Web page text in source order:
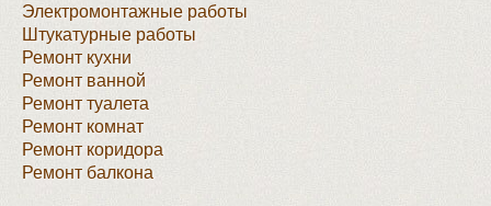
Электромонтажные работы
Штукатурные работы
Ремонт кухни
Ремонт ванной
Ремонт туалета
Ремонт комнат
Ремонт коридора
Ремонт балкона